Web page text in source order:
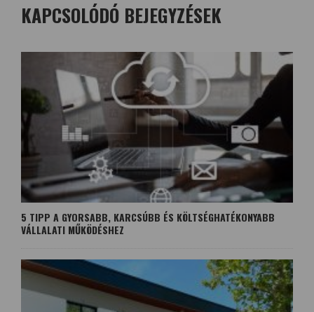
KAPCSOLÓDÓ BEJEGYZÉSEK
5 TIPP A GYORSABB, KARCSÚBB ÉS KÖLTSÉGHATÉKONYABB
VÁLLALATI MŰKÖDÉSHEZ